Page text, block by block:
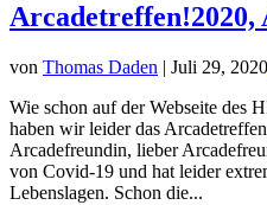
Arcadetreffen!2020,
von Thomas Daden | Juli 29, 2020
Wie schon auf der Webseite des
haben wir leider das
Arcadefreundin, lieber
von Covid-19 und hat leider
Lebenslagen. Schon die...